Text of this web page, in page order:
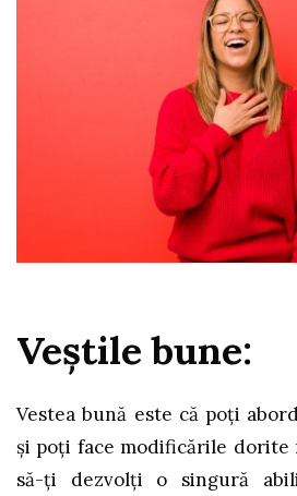
Veștile bune:
Vestea bună este că poți
și poți face modificările dorite
să-ți dezvolți o singură